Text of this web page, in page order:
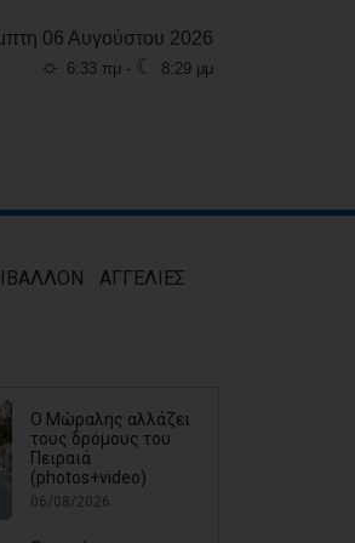
06 Αυγούστου 2026
☼ 6:33 πμ - ☾ 8:29 μμ
ΑΓΓΕΛΙΕΣ
Ο Μώραλης αλλάζει
τους δρόμους του
Πειραιά
(photos+video)
06/08/2026